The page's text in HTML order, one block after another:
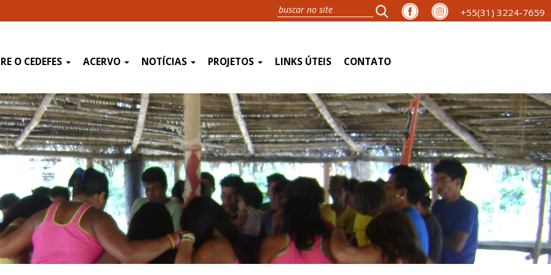
+55(31) 3224-7659
O CEDEFES ACERVO NOTÍCIAS PROJETOS LINKS ÚTEIS CONTATO